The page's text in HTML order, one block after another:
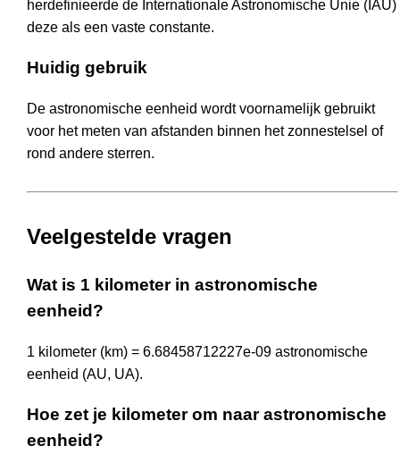
herdefinieerde de Internationale Astronomische Unie (IAU)
deze als een vaste constante.
Huidig gebruik
De astronomische eenheid wordt voornamelijk gebruikt
voor het meten van afstanden binnen het zonnestelsel of
rond andere sterren.
Veelgestelde vragen
Wat is 1 kilometer in astronomische
eenheid?
1 kilometer (km) = 6.68458712227e-09 astronomische
eenheid (AU, UA).
Hoe zet je kilometer om naar astronomische
eenheid?